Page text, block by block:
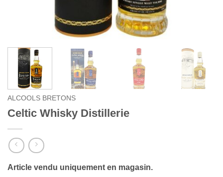
ALCOOLS BRETONS
Celtic Whisky Distillerie
Article vendu uniquement en magasin.